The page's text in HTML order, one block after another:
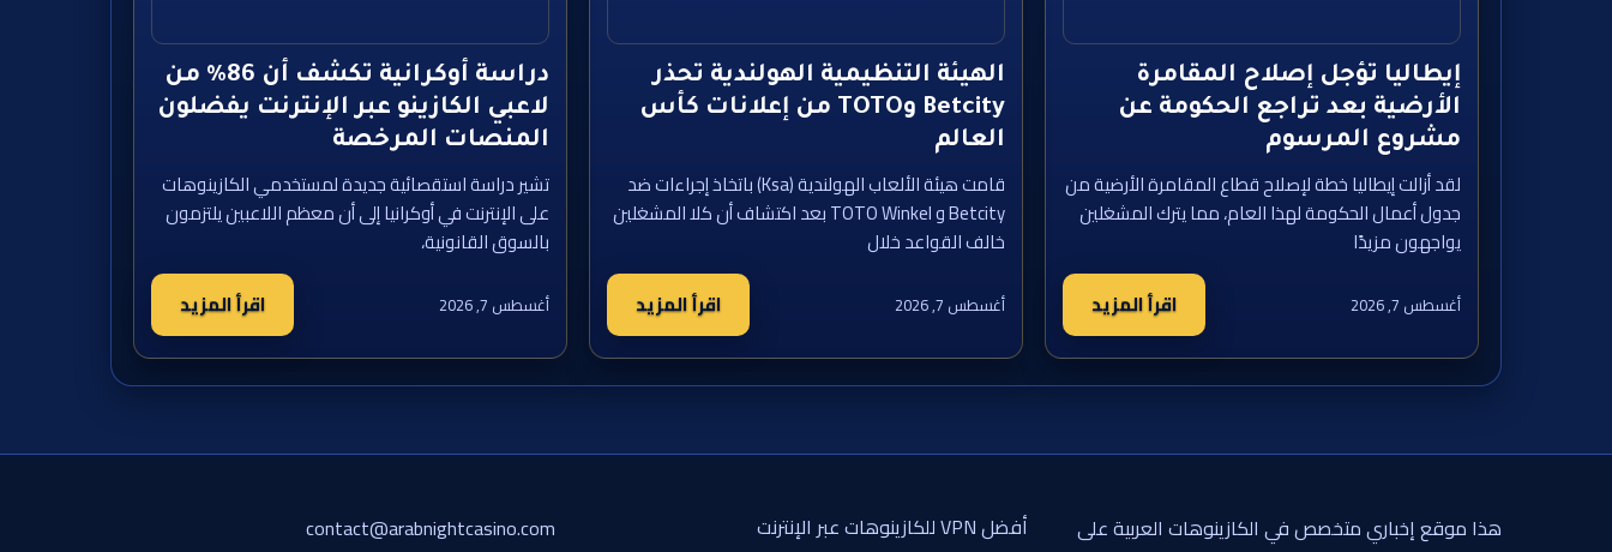
إيطاليا تؤجل إصلاح المقامرة
الأرضية بعد تراجع الحكومة عن
مشروع المرسوم
لقد أزالت إيطاليا خطة لإصلاح قطاع المقامرة الأرضية من
جدول أعمال الحكومة لهذا العام، مما يترك المشغلين
يواجهون مزيدًا
أغسطس 7, 2026 اقرأ المزيد
الهيئة التنظيمية الهولندية تحذر
Betcity وTOTO من إعلانات كأس
العالم
قامت هيئة الألعاب الهولندية (Ksa) باتخاذ إجراءات ضد
Betcity و TOTO Winkel بعد اكتشاف أن كلا المشغلين
خالف القواعد خلال
أغسطس 7, 2026 اقرأ المزيد
دراسة أوكرانية تكشف أن 86% من
لاعبي الكازينو عبر الإنترنت يفضلون
المنصات المرخصة
تشير دراسة استقصائية جديدة لمستخدمي الكازينوهات
على الإنترنت في أوكرانيا إلى أن معظم اللاعبين يلتزمون
بالسوق القانونية،
أغسطس 7, 2026 اقرأ المزيد
هذا موقع إخباري متخصص في الكازينوهات العربية على
أفضل VPN للكازينوهات عبر الإنترنت
contact@arabnightcasino.com